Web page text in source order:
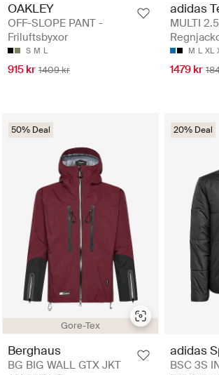
OAKLEY
OFF-SLOPE PANT -
Friluftsbyxor
S M L
915 kr 1409 kr
adidas
MULTI
M L XL
1479 kr
Gore-Tex
50% Deal
Berghaus
BG BIG WALL GTX JKT
20% Deal
adidas
BSC 3S